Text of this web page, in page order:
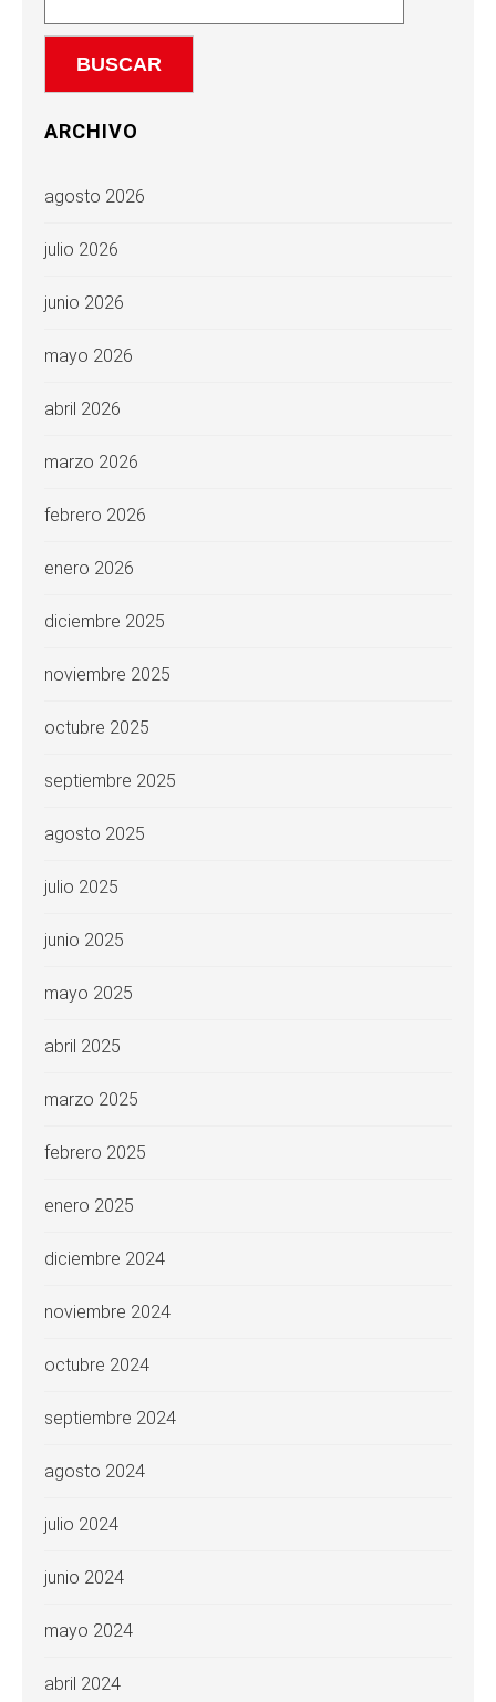
ARCHIVO
agosto 2026
julio 2026
junio 2026
mayo 2026
abril 2026
marzo 2026
febrero 2026
enero 2026
diciembre 2025
noviembre 2025
octubre 2025
septiembre 2025
agosto 2025
julio 2025
junio 2025
mayo 2025
abril 2025
marzo 2025
febrero 2025
enero 2025
diciembre 2024
noviembre 2024
octubre 2024
septiembre 2024
agosto 2024
julio 2024
junio 2024
mayo 2024
abril 2024